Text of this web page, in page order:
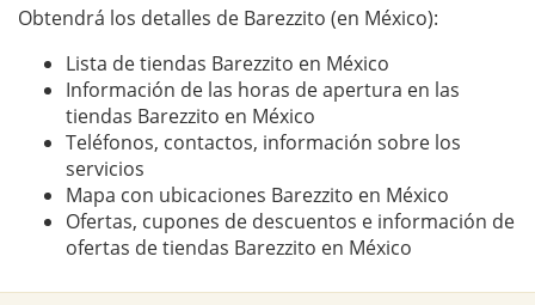
Obtendrá los detalles de Barezzito (en México):
Lista de tiendas Barezzito en México
Información de las horas de apertura en las
tiendas Barezzito en México
Teléfonos, contactos, información sobre los
servicios
Mapa con ubicaciones Barezzito en México
Ofertas, cupones de descuentos e información de
ofertas de tiendas Barezzito en México